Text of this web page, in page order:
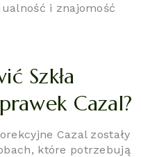
i znajomość
Szkła
Cazal?
Cazal zostały
które potrzebują